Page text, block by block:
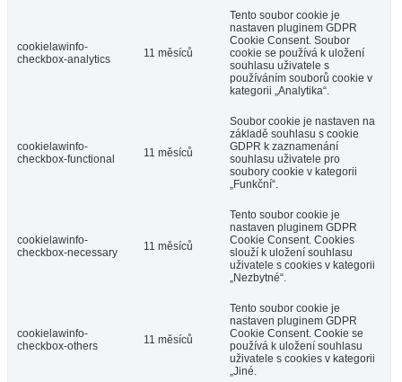
cookielawinfo-
checkbox-analytics
11 měsíců
Tento soubor cookie je
nastaven pluginem GDPR
Cookie Consent. Soubor
cookie se používá k uložení
souhlasu uživatele s
používáním souborů cookie v
kategorii „Analytika“.
cookielawinfo-
checkbox-functional
11 měsíců
Soubor cookie je nastaven na
základě souhlasu s cookie
GDPR k zaznamenání
souhlasu uživatele pro
soubory cookie v kategorii
„Funkční“.
cookielawinfo-
checkbox-necessary
11 měsíců
Tento soubor cookie je
nastaven pluginem GDPR
Cookie Consent. Cookies
slouží k uložení souhlasu
uživatele s cookies v kategorii
„Nezbytné“.
cookielawinfo-
checkbox-others
11 měsíců
Tento soubor cookie je
nastaven pluginem GDPR
Cookie Consent. Cookie se
používá k uložení souhlasu
uživatele s cookies v kategorii
„Jiné.